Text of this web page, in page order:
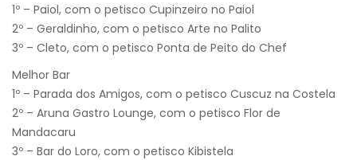
1º – Paiol, com o petisco Cupinzeiro no Paiol
2º – Geraldinho, com o petisco Arte no Palito
3º – Cleto, com o petisco Ponta de Peito do Chef
Melhor Bar
1º – Parada dos Amigos, com o petisco Cuscuz na Costela
2º – Aruna Gastro Lounge, com o petisco Flor de
Mandacaru
3º – Bar do Loro, com o petisco Kibistela